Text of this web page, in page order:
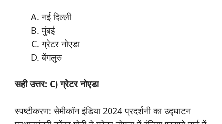
नई दिल्ली
मुंबई
ग्रेटर नोएडा
बेंगलुरु
सही उत्तर: C) ग्रेटर नोएडा
स्पष्टीकरण: सेमीकॉन इंडिया 2024 प्रदर्शनी का उद्घाटन